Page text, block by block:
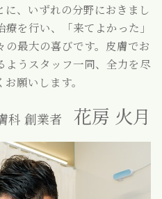
、いずれの分野におきまし
を行い、「来てよかった」
の最大の喜びです。皮膚でお
ようスタッフ一同、全力を尽
願いします。
科 創業者 花房 火月